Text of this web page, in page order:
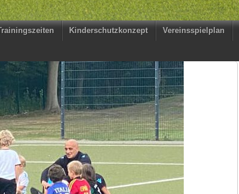
Kinderschutzkonzept Vereinsspielplan